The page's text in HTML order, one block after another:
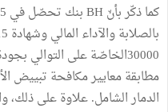
30000الخاصّة على التوالي
مطابقة معايير مكافحة تبييض